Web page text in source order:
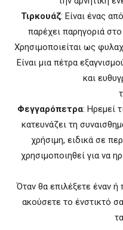
Τιρκουάζ: Είναι ένας
παρέχει παρηγοριά
Χρησιμοποιείται ως
Είναι μια πέτρα
και
Φεγγαρόπετρα: Ηρεμεί
κατευνάζει τη
χρήσιμη, ειδικά σε
χρησιμοποιηθεί για να
Όταν θα επιλέξετε έναν
ακούσετε το ένστικτό